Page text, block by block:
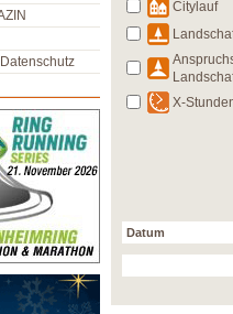
Citylauf
X-
Datum